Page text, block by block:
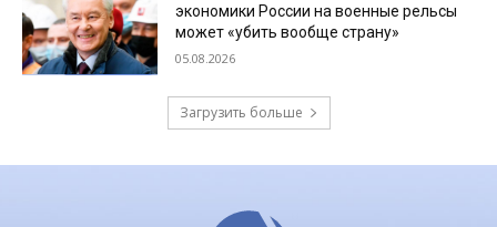
экономики России на военные рельсы
может «убить вообще страну»
05.08.2026
Загрузить больше